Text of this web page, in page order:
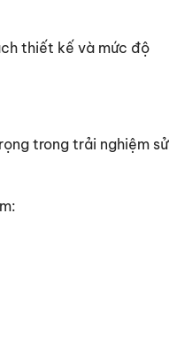
thiết kế và mức độ
trong trải nghiệm sử